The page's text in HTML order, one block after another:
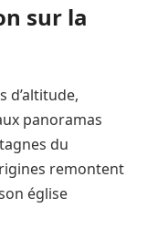
sur la
d’altitude,
panoramas
du
remontent
église